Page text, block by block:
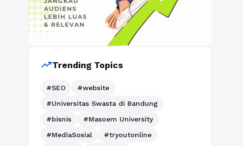
trending_upTrending Topics
#SEO
#website
#Universitas Swasta di Bandung
#bisnis
#Masoem University
#MediaSosial
#tryoutonline